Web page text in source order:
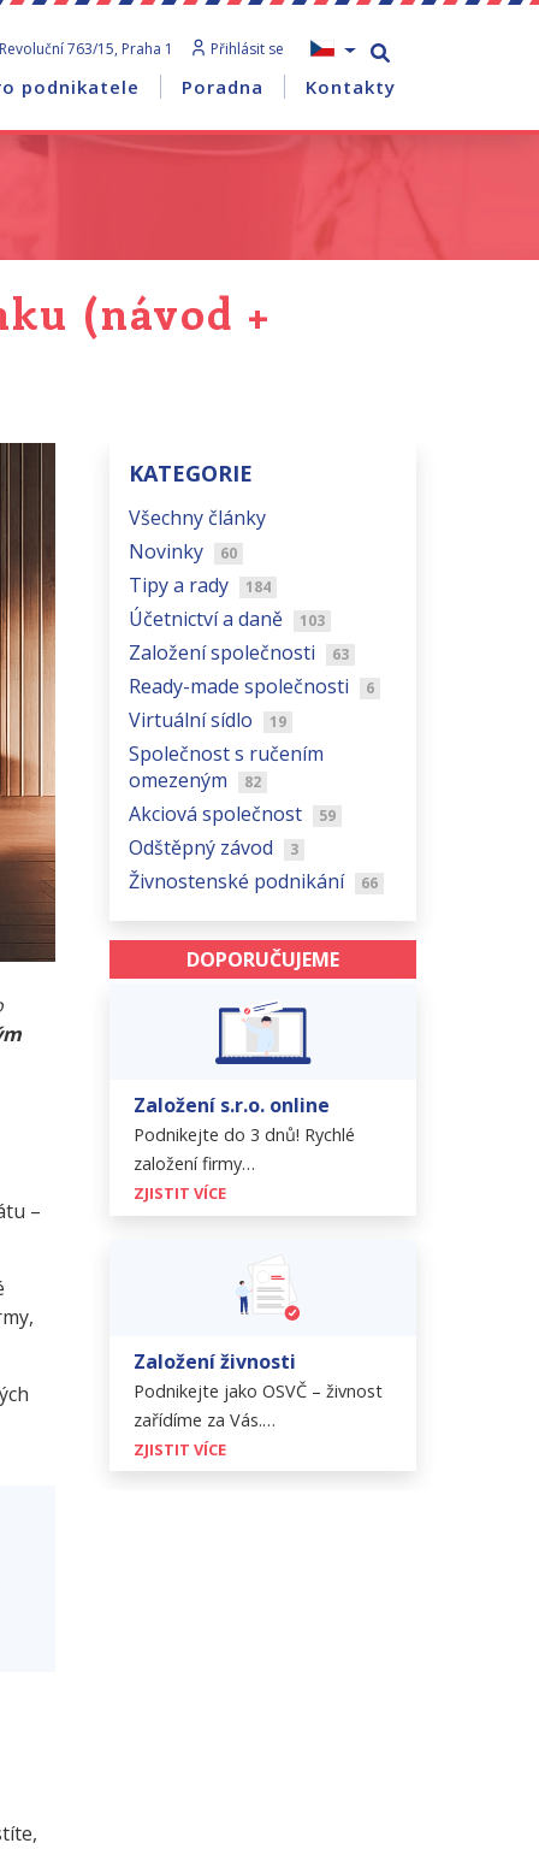
Revoluční 763/15, Praha 1 Přihlásit se
podnikatele Poradna Kontakty
(návod +
–
KATEGORIE
Všechny články
Novinky
60
Tipy a rady 184
Účetnictví a daně 103
Založení společnosti 63
Ready-made společnosti 6
Virtuální sídlo 19
Společnost s ručením
omezeným
82
Akciová společnost 59
Odštěpný závod 3
Živnostenské podnikání 66
DOPORUČUJEME
Založení s.r.o. online
Podnikejte do 3 dnů! Rychlé
založení firmy…
ZJISTIT VÍCE
Založení živnosti
Podnikejte jako OSVČ – živnost
zařídíme za Vás.…
ZJISTIT VÍCE